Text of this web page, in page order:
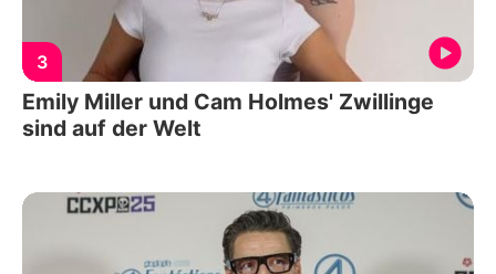
3
Emily Miller und Cam Holmes' Zwillinge
sind auf der Welt